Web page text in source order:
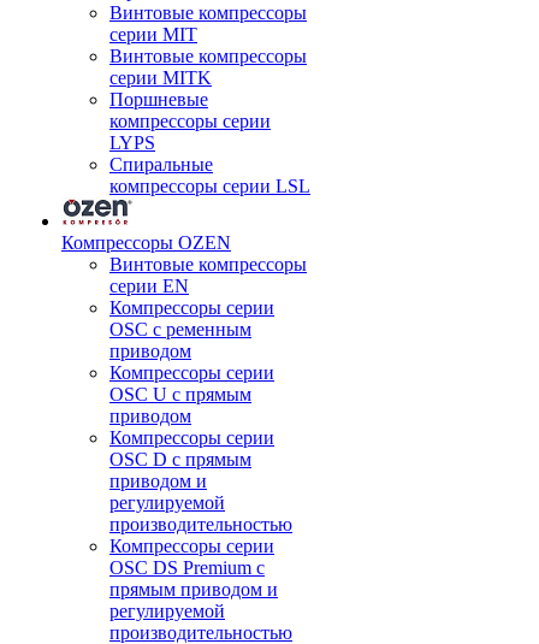
Винтовые компрессоры
серии MIT
Винтовые компрессоры
серии MITK
Поршневые
компрессоры серии
LYPS
Спиральные
компрессоры серии LSL
Компрессоры OZEN
Винтовые компрессоры
серии EN
Компрессоры серии
OSC с ременным
приводом
Компрессоры серии
OSC U с прямым
приводом
Компрессоры серии
OSC D с прямым
приводом и
регулируемой
производительностью
Компрессоры серии
OSC DS Premium с
прямым приводом и
регулируемой
производительностью